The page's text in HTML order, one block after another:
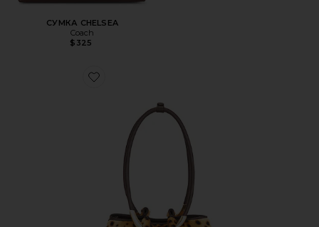
СУМКА CHELSEA
Coach
$325
Favorite СУМКА НА ПЛЕЧО ASA